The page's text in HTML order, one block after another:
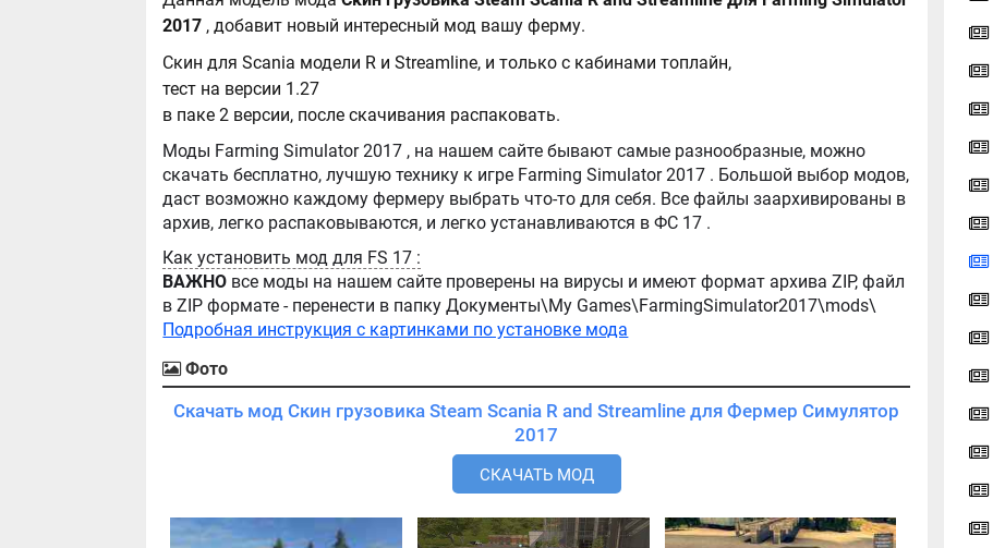
2017 , добавит новый интересный мод вашу ферму.
Скин для Scania модели R и Streamline, и только с кабинами топлайн,
тест на версии 1.27
в паке 2 версии, после скачивания распаковать.
Моды Farming Simulator 2017 , на нашем сайте бывают самые разнообразные, можно
скачать бесплатно, лучшую технику к игре Farming Simulator 2017 . Большой выбор модов,
даст возможно каждому фермеру выбрать что-то для себя. Все файлы заархивированы в
архив, легко распаковываются, и легко устанавливаются в ФС 17 .
Как установить мод для FS 17 :
ВАЖНО все моды на нашем сайте проверены на вирусы и имеют формат архива ZIP, файл
в ZIP формате - перенести в папку Документы\My Games\FarmingSimulator2017\mods\
Подробная инструкция с картинками по установке мода
Фото
Скачать мод Скин грузовика Steam Scania R and Streamline для Фермер Симулятор
2017
СКАЧАТЬ МОД